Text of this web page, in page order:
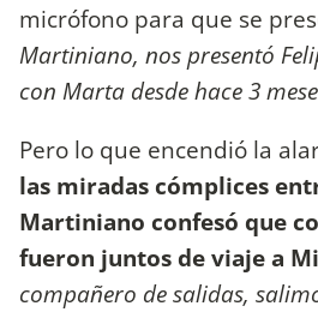
micrófono para que se
Martiniano, nos presentó
con Marta desde hace 3
Pero lo que encendió la
las miradas cómplices
Martiniano confesó que
fueron juntos de viaje a
compañero de salidas,